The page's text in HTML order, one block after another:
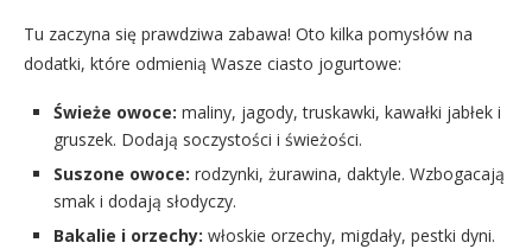
Tu zaczyna się prawdziwa zabawa! Oto kilka pomysłów na
dodatki, które odmienią Wasze ciasto jogurtowe:
Świeże owoce: maliny, jagody, truskawki, kawałki jabłek i
gruszek. Dodają soczystości i świeżości.
Suszone owoce: rodzynki, żurawina, daktyle. Wzbogacają
smak i dodają słodyczy.
Bakalie i orzechy: włoskie orzechy, migdały, pestki dyni.